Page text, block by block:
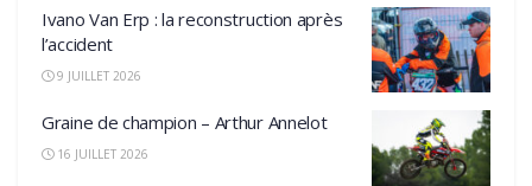
Ivano Van Erp : la reconstruction après
l’accident
9 JUILLET 2026
Graine de champion – Arthur Annelot
16 JUILLET 2026